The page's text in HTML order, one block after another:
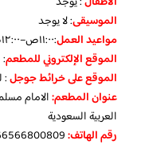
الموسيقى:لا يوجد
مواعيد العمل:١١:٠٠ص–١٢:٠٠ص
الموقع الإلكتروني للمطعم:
الموقع على خرائط جوجل:
عنوان المطعم:
العربية السعودية
رقم الهاتف: